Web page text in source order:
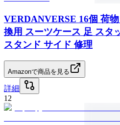
VERDANVERSE 16個 荷
換用 スーツケース 足 スタ
スタンド サイド 修理
Amazonで商品を見る
詳細
12